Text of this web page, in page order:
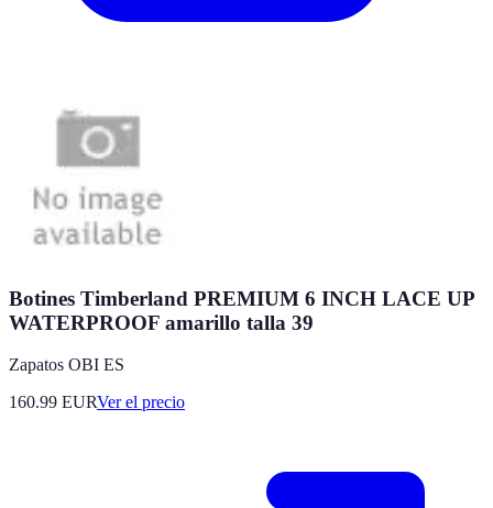
Botines Timberland PREMIUM 6 INCH LACE UP
WATERPROOF amarillo talla 39
Zapatos OBI ES
160.99 EURVer el precio